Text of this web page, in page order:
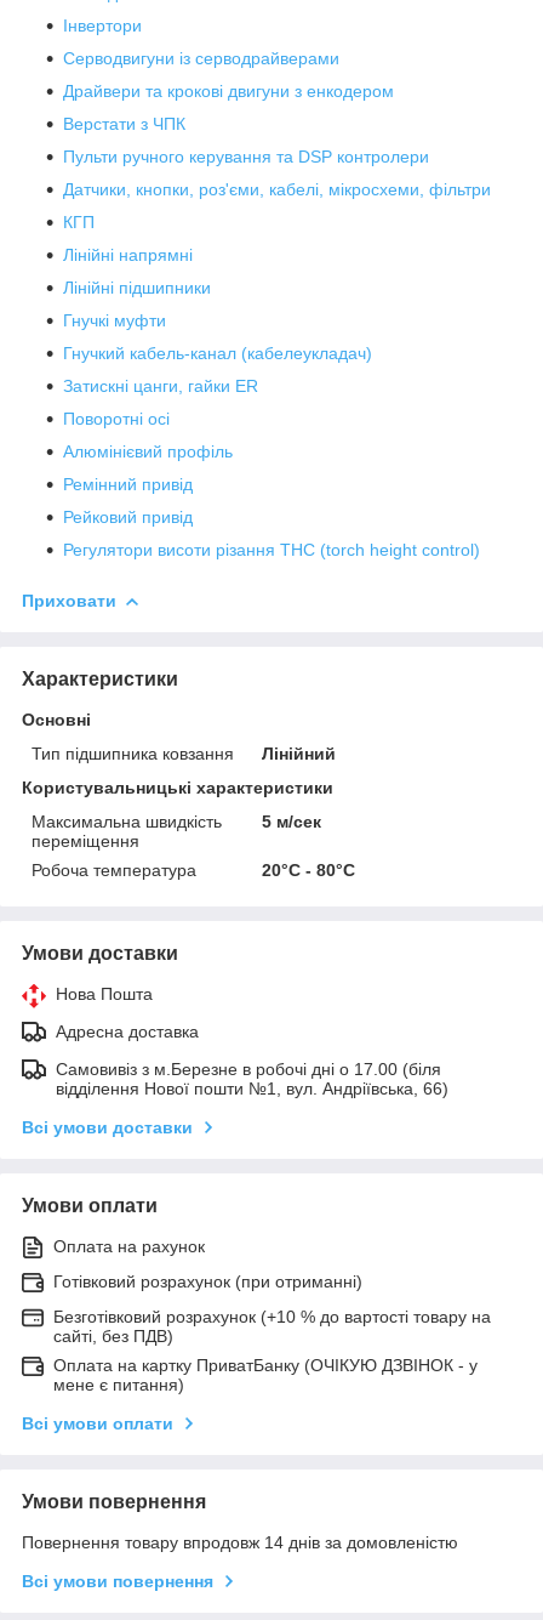
Інвертори
Серводвигуни із серводрайверами
Драйвери та крокові двигуни з енкодером
Верстати з ЧПК
Пульти ручного керування та DSP контролери
Датчики, кнопки, роз'єми, кабелі, мікросхеми, фільтри
КГП
Лінійні напрямні
Лінійні підшипники
Гнучкі муфти
Гнучкий кабель-канал (кабелеукладач)
Затискні цанги, гайки ER
Поворотні осі
Алюмінієвий профіль
Ремінний привід
Рейковий привід
Регулятори висоти різання THC (torch height control)
Приховати
Характеристики
Основні
Тип підшипника ковзання
Лінійний
Користувальницькі характеристики
Максимальна швидкість
переміщення
5 м/сек
Робоча температура 20°C - 80°C
Умови доставки
Нова Пошта
Адресна доставка
Самовивіз з м.Березне в робочі дні о 17.00 (біля
відділення Нової пошти №1, вул. Андріївська, 66)
Всі умови доставки
Умови оплати
Оплата на рахунок
Готівковий розрахунок (при отриманні)
Безготівковий розрахунок (+10 % до вартості товару на
сайті, без ПДВ)
Оплата на картку ПриватБанку (ОЧІКУЮ ДЗВІНОК - у
мене є питання)
Всі умови оплати
Умови повернення
Повернення товару впродовж 14 днів за домовленістю
Всі умови повернення